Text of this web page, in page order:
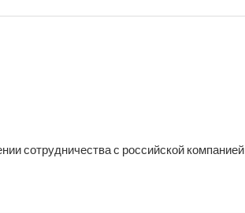
сотрудничества с российской компанией